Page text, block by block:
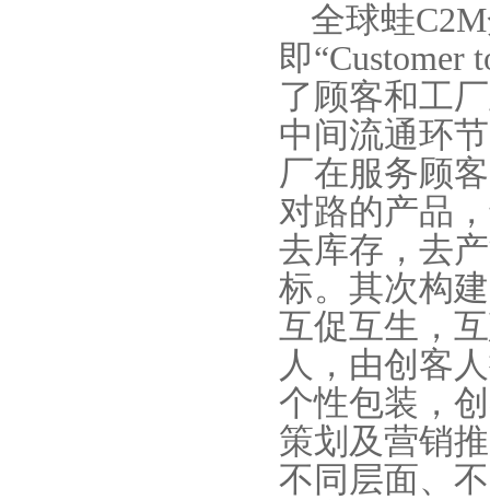
全球蛙
即“Customer
了顾客和工
中间流通环
厂在服务顾
对路的产品
去库存，去
标。其次构
互促互生，
人，由创客
个性包装，
策划及营销
不同层面、